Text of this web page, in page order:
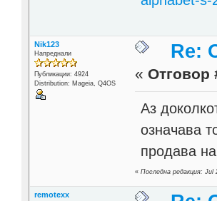
Nik123
Напреднали
Публикации: 4924
Distribution: Mageia, Q4OS
Re:
« Отговор
Аз
означава
продава
«Последна редакция:
remotexx